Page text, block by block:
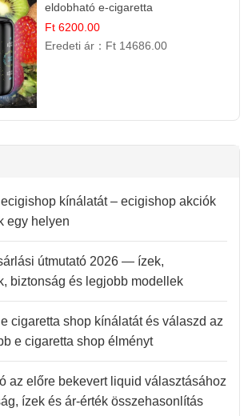
eldobható e-cigaretta
Ft 6200.00
Eredeti ár： Ft 14686.00
kínálatát – ecigishop akciók
egy helyen
útmutató 2026 — ízek,
biztonság és legjobb modellek
cigaretta shop kínálatát és válaszd az
e cigaretta shop élményt
az előre bekevert liquid választásához
ízek és ár-érték összehasonlítás